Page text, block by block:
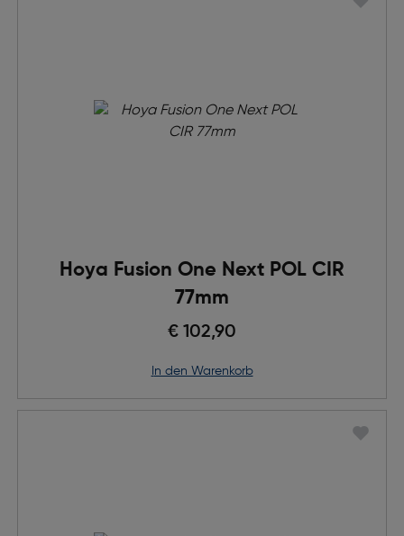
Hoya Fusion One Next POL CIR
77mm
€ 102,90
in den Warenkorb